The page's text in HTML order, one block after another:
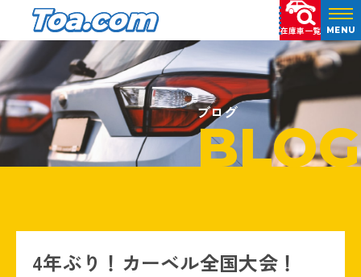
在庫車一覧 MENU
ブログ
BLOG
4年ぶり！カーベル全国大会！